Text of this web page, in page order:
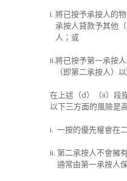
i. 將已按予承按人的
承按人貸款予其他
人 ； 或
ii.將已按予第一承按
（即第二承按人）
在上述 （d）（ii） 段
以下三方面的風險是
i. 一按的優先權會在
ii. 第二承按人不會擁
通常由第一承按人